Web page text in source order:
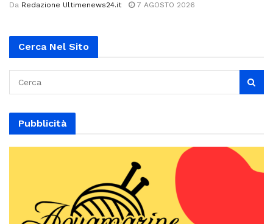
Da Redazione Ultimenews24.it 7 AGOSTO 2026
Cerca Nel Sito
Pubblicità